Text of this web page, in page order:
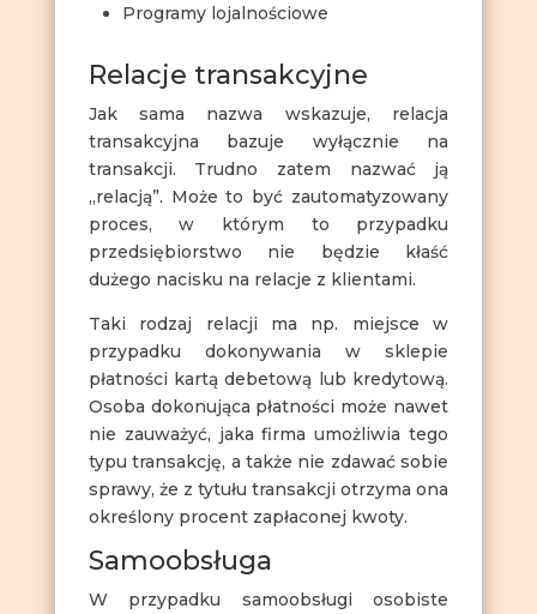
Programy lojalnościowe
Relacje transakcyjne
Jak sama nazwa wskazuje, relacja
transakcyjna bazuje wyłącznie na
transakcji. Trudno zatem nazwać ją
„relacją”. Może to być zautomatyzowany
proces, w którym to przypadku
przedsiębiorstwo nie będzie kłaść
dużego nacisku na relacje z klientami.
Taki rodzaj relacji ma np. miejsce w
przypadku dokonywania w sklepie
płatności kartą debetową lub kredytową.
Osoba dokonująca płatności może nawet
nie zauważyć, jaka firma umożliwia tego
typu transakcję, a także nie zdawać sobie
sprawy, że z tytułu transakcji otrzyma ona
określony procent zapłaconej kwoty.
Samoobsługa
W przypadku samoobsługi osobiste